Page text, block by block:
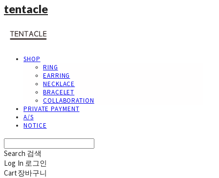
tentacle
SHOP
RING
EARRING
NECKLACE
BRACELET
COLLABORATION
PRIVATE PAYMENT
A/S
NOTICE
Search 검색
Log In 로그인
Cart장바구니